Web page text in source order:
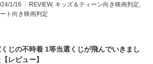
1/16 REVIEW, キッズ＆ティーン向き映画判定,
ト向き映画判定
じの不時着 1等当選くじが飛んでいきまし
レビュー】